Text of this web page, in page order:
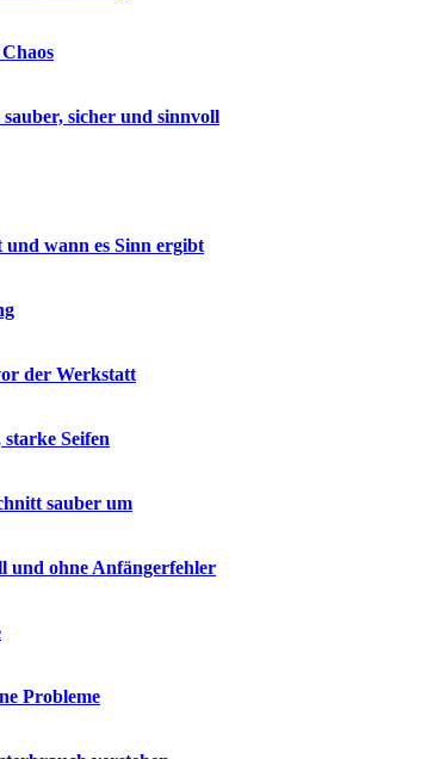
sicher und sinnvoll
wann es Sinn ergibt
der Werkstatt
Seifen
sauber um
und ohne Anfängerfehler
Probleme